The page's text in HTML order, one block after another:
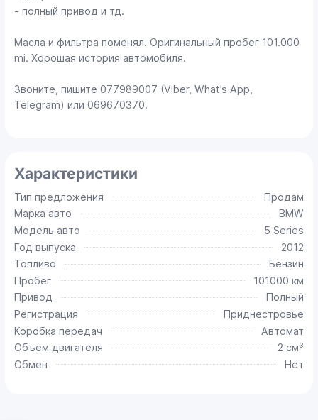
- полный привод и тд.
Масла и фильтра поменял. Оригинальный пробег 101.000
mi. Хорошая история автомобиля.
Звоните, пишите 077989007 (Viber, What’s App,
Telegram) или 069670370.
Характеристики
Тип предложения
Продам
Марка авто
BMW
Модель авто
5 Series
Год выпуска
2012
Топливо
Бензин
Пробег
101000 км
Привод
Полный
Регистрация
Приднестровье
Коробка передач
Автомат
Объем двигателя
2 см³
Обмен
Нет